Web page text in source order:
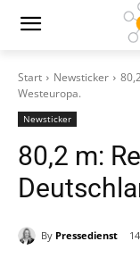
Start Newsticker
Westeuropa.
Newsticker
80,2 m:
By Pressedienst